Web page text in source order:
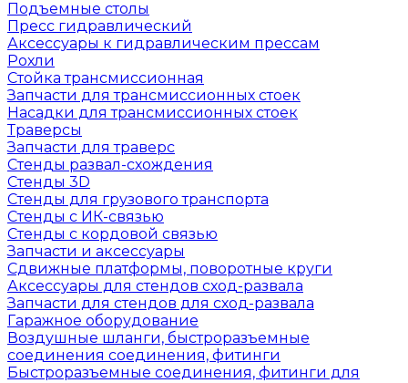
Подъемные столы
Пресс гидравлический
Аксессуары к гидравлическим прессам
Рохли
Стойка трансмиссионная
Запчасти для трансмиссионных стоек
Насадки для трансмиссионных стоек
Траверсы
Запчасти для траверс
Стенды развал-схождения
Стенды 3D
Стенды для грузового транспорта
Стенды с ИК-связью
Стенды с кордовой связью
Запчасти и аксессуары
Сдвижные платформы, поворотные круги
Аксессуары для стендов сход-развала
Запчасти для стендов для сход-развала
Гаражное оборудование
Воздушные шланги, быстроразъемные
соединения соединения, фитинги
Быстроразъемные соединения, фитинги для